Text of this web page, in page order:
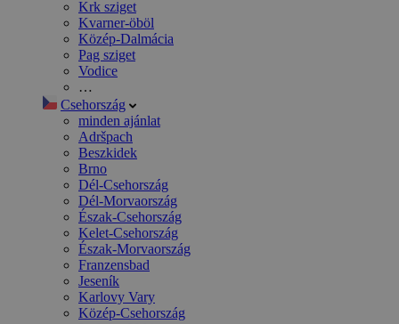
Krk sziget
Kvarner-öböl
Közép-Dalmácia
Pag sziget
Vodice
…
Csehország
minden ajánlat
Adršpach
Beszkidek
Brno
Dél-Csehország
Dél-Morvaország
Észak-Csehország
Kelet-Csehország
Észak-Morvaország
Franzensbad
Jeseník
Karlovy Vary
Közép-Csehország